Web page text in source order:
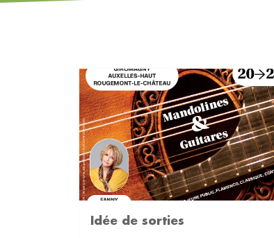
Idée de sorties